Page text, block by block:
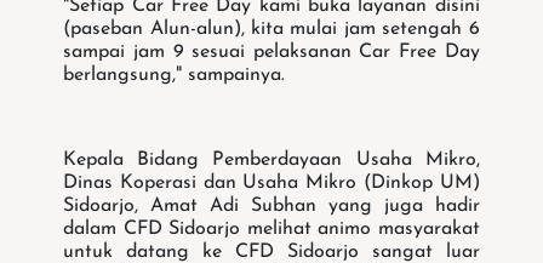
"Setiap Car Free Day kami buka layanan disini
(paseban Alun-alun), kita mulai jam setengah 6
sampai jam 9 sesuai pelaksanan Car Free Day
berlangsung," sampainya.
Kepala Bidang Pemberdayaan Usaha Mikro,
Dinas Koperasi dan Usaha Mikro (Dinkop UM)
Sidoarjo, Amat Adi Subhan yang juga hadir
dalam CFD Sidoarjo melihat animo masyarakat
untuk datang ke CFD Sidoarjo sangat luar